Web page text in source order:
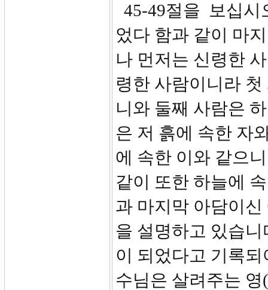
45-49절을 보십시
었다 함과 같이 마
나 먼저는 신령한
령한 사람이니라
니와 둘째 사람은
은 저 흙에 속한 자
에 속한 이와 같으
같이 또한 하늘에
과 마지막 아담이
을 설명하고 있습
이 되었다고 기록
수님은 살려주는